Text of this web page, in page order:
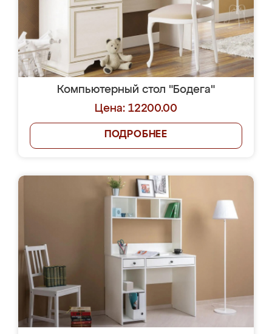
Компьютерный стол "Бодега"
Цена: 12200.00
ПОДРОБНЕЕ